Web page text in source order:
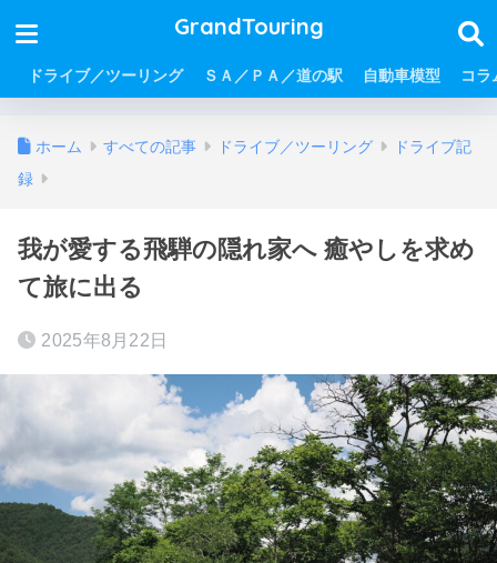
GrandTouring
ドライブ／ツーリング ＳＡ／ＰＡ／道の駅 自動車模型 コラ
ホーム すべての記事 ドライブ／ツーリング
ドライブ記
録
我が愛する飛騨の隠れ家へ 癒やしを求め
て旅に出る
2025年8月22日